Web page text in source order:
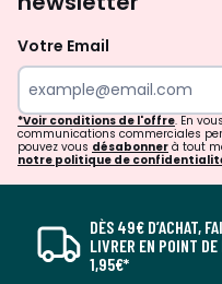
Votre Email
*Voir conditions de l'offre. En
communications commerciales
pouvez vous désabonner à tout
notre politique de
DÈS 49€ D’ACHAT,
LIVRER EN POINT
1,95€*